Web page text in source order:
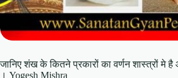
जानिए शंख के कितने प्रकारों का वर्णन शास्त्रों मे है
। Yogesh Mishra